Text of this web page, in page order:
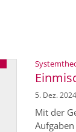
5. Dez.
Mit der